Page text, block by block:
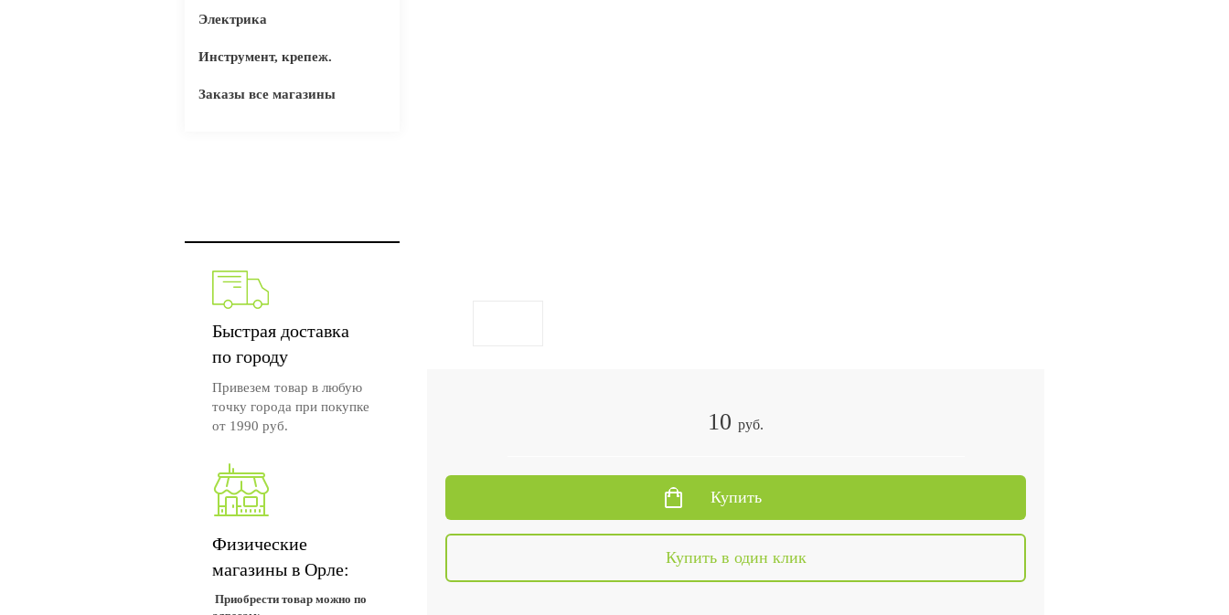
Электрика
Инструмент, крепеж.
Заказы все магазины
Быстрая доставка
по городу
Привезем товар в любую
точку города при покупке
от 1990 руб.
Физические
магазины в Орле:
Приобрести товар можно по
10 руб.
Купить
Купить в один клик